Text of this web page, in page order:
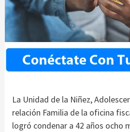
La Unidad de la Niñez,
relación Familia de la oficina
logró condenar a 42 años ocho